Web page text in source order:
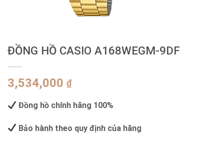
ĐỒNG HỒ CASIO A168WEGM-9DF
3,534,000 ₫
Đồng hồ chính hãng 100%
Bảo hành theo quy định của hãng